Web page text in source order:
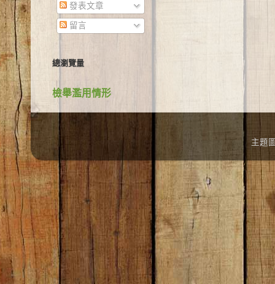
發表文章
留言
總瀏覽量
檢舉濫用情形
主題